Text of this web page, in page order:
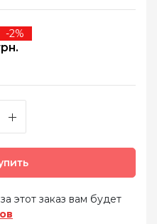
-2%
этот заказ вам будет